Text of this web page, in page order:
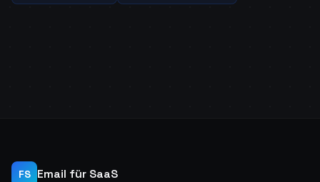
FS Email für SaaS